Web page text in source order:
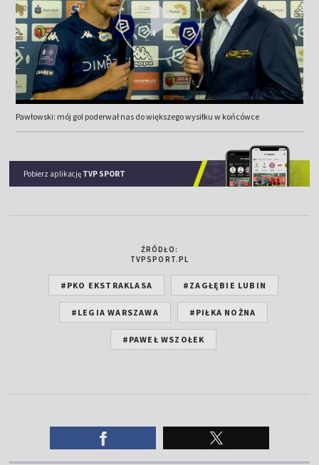
Pawłowski: mój gol poderwał nas do większego wysiłku w końcówce
Pobierz aplikację TVP SPORT
ŹRÓDŁO:
TVPSPORT.PL
#PKO EKSTRAKLASA #ZAGŁĘBIE LUBIN
#LEGIA WARSZAWA #PIŁKA NOŻNA
#PAWEŁ WSZOŁEK